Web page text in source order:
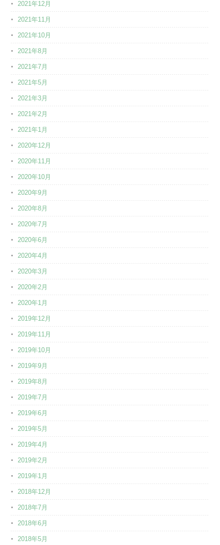
2021年12月
2021年11月
2021年10月
2021年8月
2021年7月
2021年5月
2021年3月
2021年2月
2021年1月
2020年12月
2020年11月
2020年10月
2020年9月
2020年8月
2020年7月
2020年6月
2020年4月
2020年3月
2020年2月
2020年1月
2019年12月
2019年11月
2019年10月
2019年9月
2019年8月
2019年7月
2019年6月
2019年5月
2019年4月
2019年2月
2019年1月
2018年12月
2018年7月
2018年6月
2018年5月